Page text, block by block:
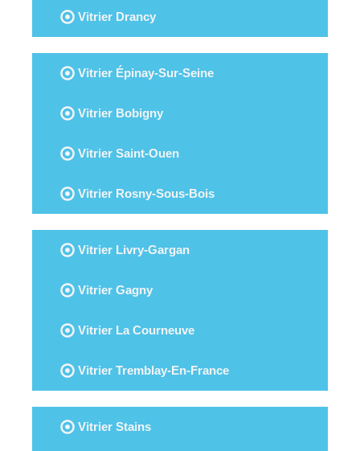
Vitrier Drancy
Vitrier Épinay-Sur-Seine
Vitrier Bobigny
Vitrier Saint-Ouen
Vitrier Rosny-Sous-Bois
Vitrier Livry-Gargan
Vitrier Gagny
Vitrier La Courneuve
Vitrier Tremblay-En-France
Vitrier Stains